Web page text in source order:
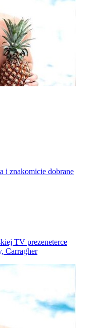
i znakomicie dobrane
TV prezeneterce
Carragher